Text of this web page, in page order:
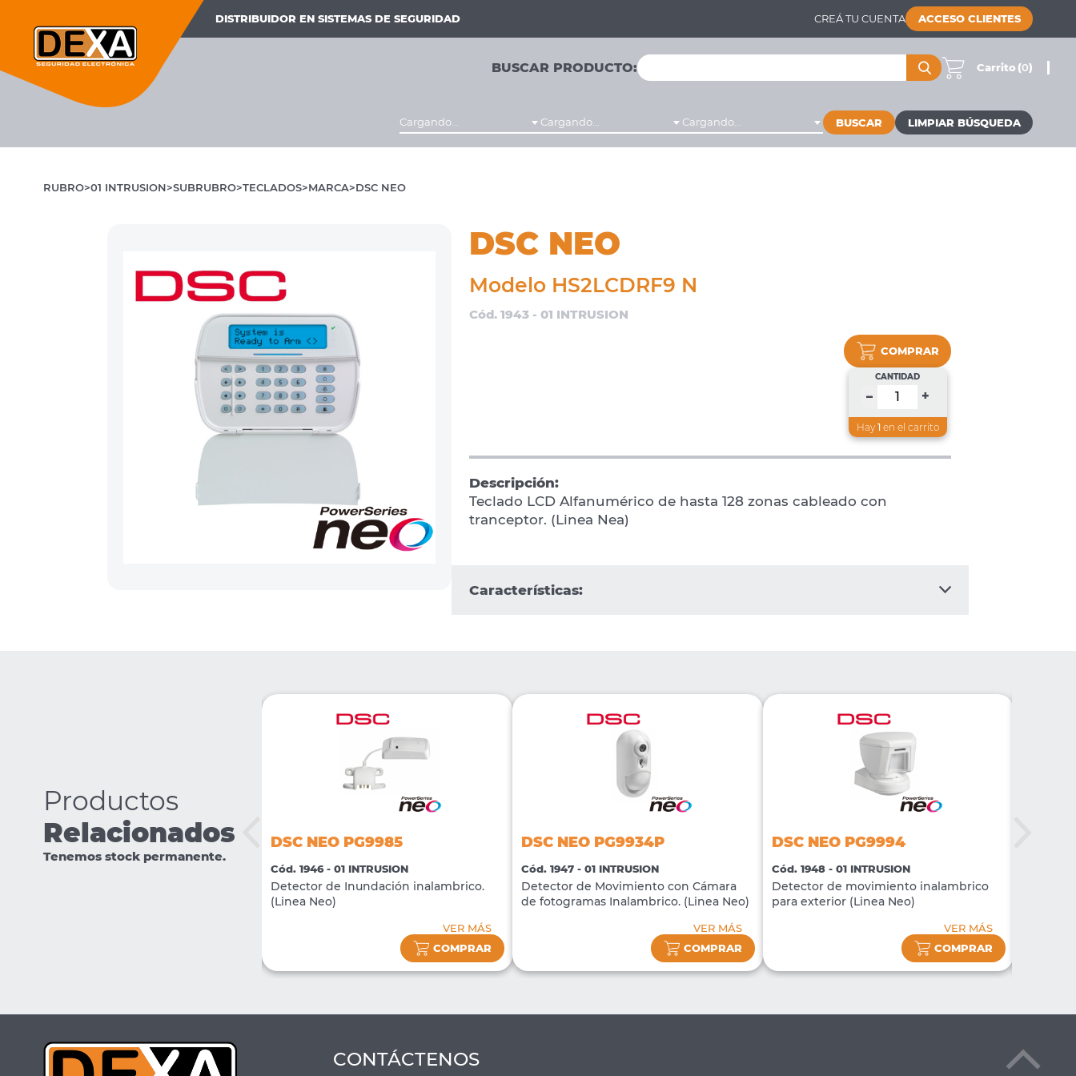
DISTRIBUIDOR EN SISTEMAS DE SEGURIDAD CREÁ TU CUENTA ACCESO CLIENTES
BUSCAR PRODUCTO: Carrito (0)
Cargando... Cargando... Cargando... BUSCAR
RUBRO 01 INTRUSION SUBRUBRO TECLADOS MARCA DSC NEO
DSC NEO
Modelo HS2LCDRF9 N
Cód. 1943 - 01 INTRUSION
COMPRAR
CANTIDAD
– +
Hay 1en el carrito
Descripción:
Teclado LCD Alfanumérico de hasta 128 zonas cableado con
tranceptor. (Linea Nea)
Características:
Productos
Relacionados
Tenemos stock permanente.
DSC NEO PG9938 DSC NEO PG9985
Cód. 1946 - 01 INTRUSION
Detector de Inundación inalambrico.
(Linea Neo)
VER MÁS
COMPRAR
DSC NEO PG9934P
Cód. 1947 - 01 INTRUSION
Detector de Movimiento con Cámara
de fotogramas Inalambrico. (Linea Neo)
VER MÁS
COMPRAR
DSC NEO PG9994
Cód. 1948 - 01 INTRUSION
Detector de movimiento inalambrico
para exterior (Linea Neo)
VER MÁS
COMPRAR
CONTÁCTENOS